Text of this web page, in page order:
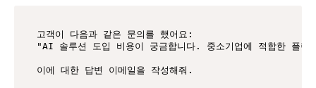
고객이 다음과 같은 문의를 했어요:
"AI 솔루션 도입 비용이 궁금합니다. 중소기업에 적합한 플랜
이에 대한 답변 이메일을 작성해줘.